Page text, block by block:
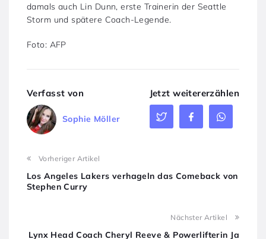
damals auch Lin Dunn, erste Trainerin der Seattle
Storm und spätere Coach-Legende.
Foto: AFP
Verfasst von
Sophie Möller
Jetzt weitererzählen
Vorheriger Artikel
Los Angeles Lakers verhageln das Comeback von
Stephen Curry
Nächster Artikel
Lynx Head Coach Cheryl Reeve & Powerlifterin Ja